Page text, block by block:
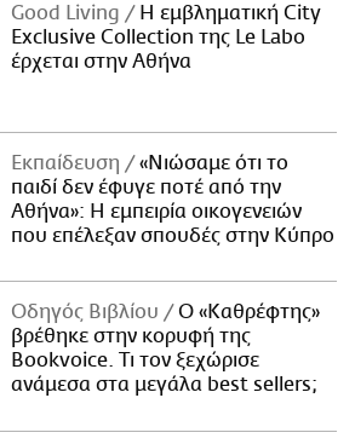
Good Living
Η εμβληματική City
Exclusive Collection της Le Labo
έρχεται στην Αθήνα
Εκπαίδευση
«Νιώσαμε ότι το
παιδί δεν έφυγε ποτέ από την
Αθήνα»: Η εμπειρία οικογενειών
που επέλεξαν σπουδές στην Κύπρο
Οδηγός Βιβλίου
Ο «Καθρέφτης»
βρέθηκε στην κορυφή της
Bookvoice. Τι τον ξεχώρισε
ανάμεσα στα μεγάλα best sellers;